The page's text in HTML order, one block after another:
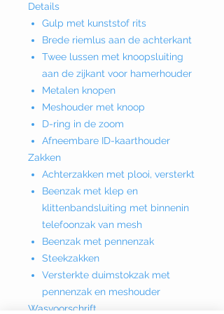
Details
Gulp met kunststof rits
Brede riemlus aan de achterkant
Twee lussen met knoopsluiting
aan de zijkant voor hamerhouder
Metalen knopen
Meshouder met knoop
D-ring in de zoom
Afneembare ID-kaarthouder
Zakken
Achterzakken met plooi, versterkt
Beenzak met klep en
klittenbandsluiting met binnenin
telefoonzak van mesh
Beenzak met pennenzak
Steekzakken
Versterkte duimstokzak met
pennenzak en meshouder
Wasvoorschrift